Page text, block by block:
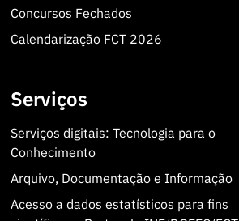
Concursos Fechados
Calendarização FCT 2026
Serviços
Serviços digitais: Tecnologia para o
Conhecimento
Arquivo, Documentação e Informação
Acesso a dados estatísticos para fins